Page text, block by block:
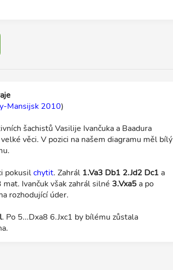
Mansijsk 2010)
šachistů Vasilije Ivančuka a Baadura
věci. V pozici na našem diagramu měl bílý
pokusilchytit. Zahrál 1.Va3 Db1 2.Jd2 Dc1 a
Ivančuk však zahrál silné 3.Vxa5a po
rozhodující úder.
. Po 5...Dxa8 6.Jxc1 by bílému zůstala